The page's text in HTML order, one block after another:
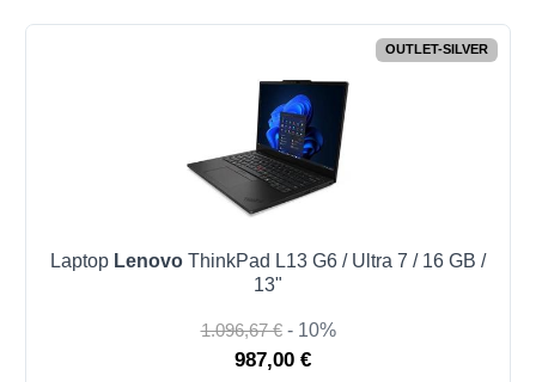
OUTLET-SILVER
Laptop Lenovo ThinkPad L13 G6 / Ultra 7 / 16 GB /
13"
1.096,67 € - 10%
987,00 €